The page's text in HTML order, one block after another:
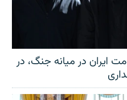
ایران در میانه جنگ، در